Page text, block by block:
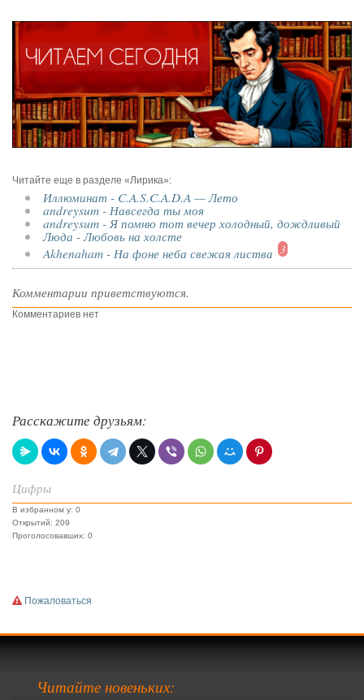
Читайте еще в разделе «Лирика»:
Иллюминат - C.A.S.C.A.D.A — Лето
andreysum - Навсегда ты моя
andreysum - Я помню тот вечер холодный, дождливый
Люда - Любовь на холсте
Akhenaham - На фоне неба свежая листва
3
Комментарии приветствуются.
Комментариев нет
Расскажите друзьям:
Цифры
В избранном у: 0
Открытий: 209
Проголосовавших: 0
Пожаловаться
Читайте новеньких: